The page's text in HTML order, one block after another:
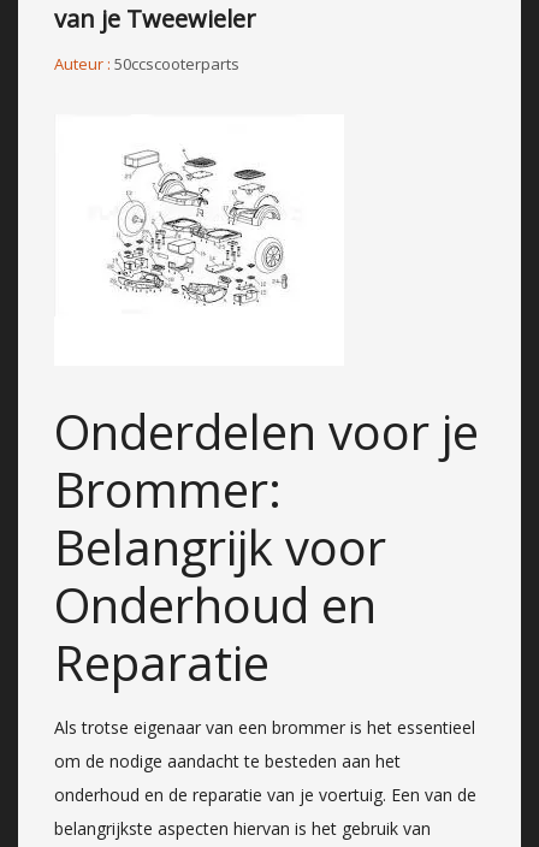
van je Tweewieler
Auteur : 50ccscooterparts
Onderdelen voor je
Brommer:
Belangrijk voor
Onderhoud en
Reparatie
Als trotse eigenaar van een brommer is het essentieel
om de nodige aandacht te besteden aan het
onderhoud en de reparatie van je voertuig. Een van de
belangrijkste aspecten hiervan is het gebruik van